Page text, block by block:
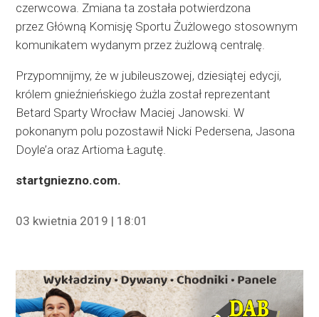
czerwcowa. Zmiana ta została potwierdzona
przez Główną Komisję Sportu Żużlowego stosownym
komunikatem wydanym przez żużlową centralę.
Przypomnijmy, że w jubileuszowej, dziesiątej edycji,
królem gnieźnieńskiego żużla został reprezentant
Betard Sparty Wrocław Maciej Janowski. W
pokonanym polu pozostawił Nicki Pedersena, Jasona
Doyle’a oraz Artioma Łagutę.
startgniezno.com.
03 kwietnia 2019 | 18:01